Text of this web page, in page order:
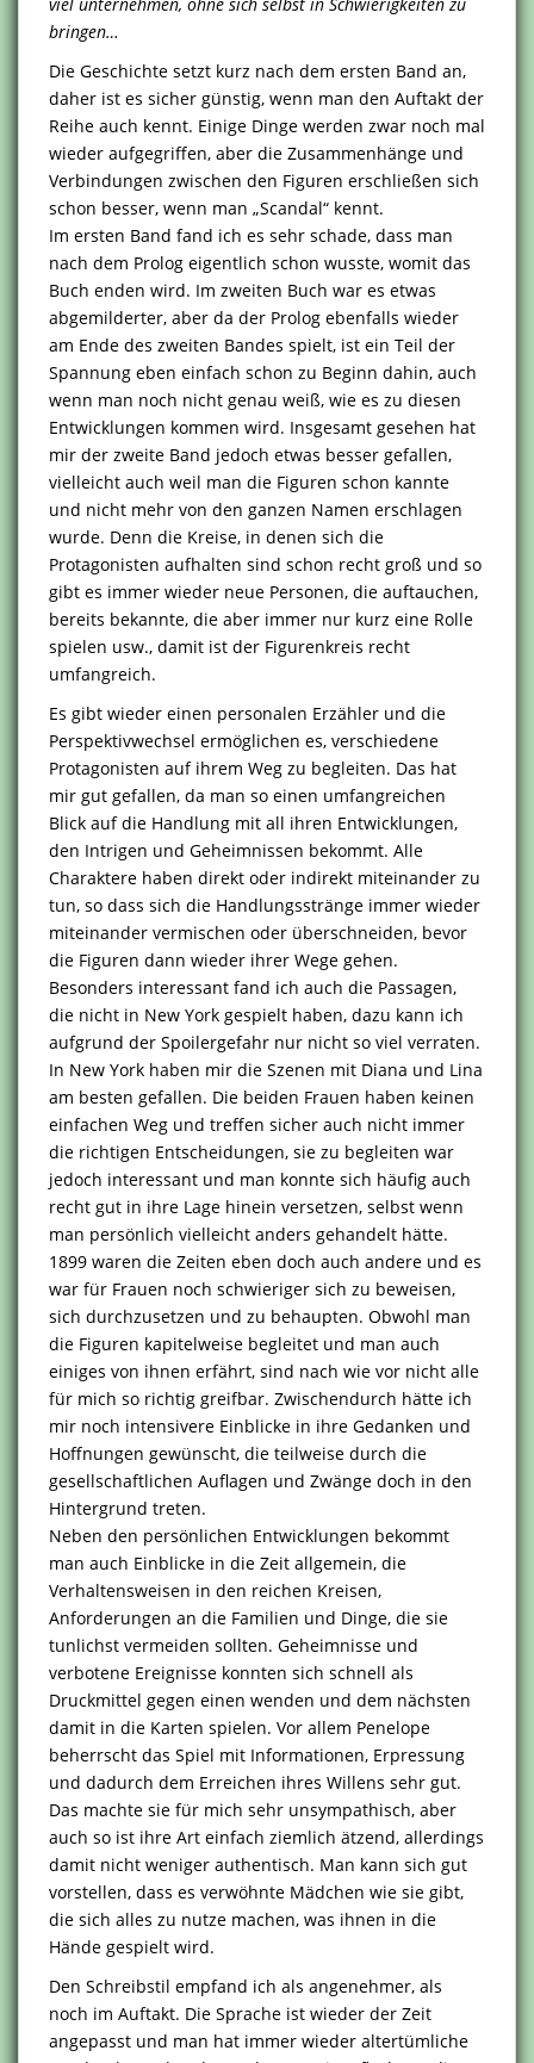
bringen…
Die Geschichte setzt kurz nach dem ersten Band an,
daher ist es sicher günstig, wenn man den Auftakt der
Reihe auch kennt. Einige Dinge werden zwar noch mal
wieder aufgegriffen, aber die Zusammenhänge und
Verbindungen zwischen den Figuren erschließen sich
schon besser, wenn man „Scandal“ kennt.
Im ersten Band fand ich es sehr schade, dass man
nach dem Prolog eigentlich schon wusste, womit das
Buch enden wird. Im zweiten Buch war es etwas
abgemilderter, aber da der Prolog ebenfalls wieder
am Ende des zweiten Bandes spielt, ist ein Teil der
Spannung eben einfach schon zu Beginn dahin, auch
wenn man noch nicht genau weiß, wie es zu diesen
Entwicklungen kommen wird. Insgesamt gesehen hat
mir der zweite Band jedoch etwas besser gefallen,
vielleicht auch weil man die Figuren schon kannte
und nicht mehr von den ganzen Namen erschlagen
wurde. Denn die Kreise, in denen sich die
Protagonisten aufhalten sind schon recht groß und so
gibt es immer wieder neue Personen, die auftauchen,
bereits bekannte, die aber immer nur kurz eine Rolle
spielen usw., damit ist der Figurenkreis recht
umfangreich.
Es gibt wieder einen personalen Erzähler und die
Perspektivwechsel ermöglichen es, verschiedene
Protagonisten auf ihrem Weg zu begleiten. Das hat
mir gut gefallen, da man so einen umfangreichen
Blick auf die Handlung mit all ihren Entwicklungen,
den Intrigen und Geheimnissen bekommt. Alle
Charaktere haben direkt oder indirekt miteinander zu
tun, so dass sich die Handlungsstränge immer wieder
miteinander vermischen oder überschneiden, bevor
die Figuren dann wieder ihrer Wege gehen.
Besonders interessant fand ich auch die Passagen,
die nicht in New York gespielt haben, dazu kann ich
aufgrund der Spoilergefahr nur nicht so viel verraten.
In New York haben mir die Szenen mit Diana und Lina
am besten gefallen. Die beiden Frauen haben keinen
einfachen Weg und treffen sicher auch nicht immer
die richtigen Entscheidungen, sie zu begleiten war
jedoch interessant und man konnte sich häufig auch
recht gut in ihre Lage hinein versetzen, selbst wenn
man persönlich vielleicht anders gehandelt hätte.
1899 waren die Zeiten eben doch auch andere und es
war für Frauen noch schwieriger sich zu beweisen,
sich durchzusetzen und zu behaupten. Obwohl man
die Figuren kapitelweise begleitet und man auch
einiges von ihnen erfährt, sind nach wie vor nicht alle
für mich so richtig greifbar. Zwischendurch hätte ich
mir noch intensivere Einblicke in ihre Gedanken und
Hoffnungen gewünscht, die teilweise durch die
gesellschaftlichen Auflagen und Zwänge doch in den
Hintergrund treten.
Neben den persönlichen Entwicklungen bekommt
man auch Einblicke in die Zeit allgemein, die
Verhaltensweisen in den reichen Kreisen,
Anforderungen an die Familien und Dinge, die sie
tunlichst vermeiden sollten. Geheimnisse und
verbotene Ereignisse konnten sich schnell als
Druckmittel gegen einen wenden und dem nächsten
damit in die Karten spielen. Vor allem Penelope
beherrscht das Spiel mit Informationen, Erpressung
und dadurch dem Erreichen ihres Willens sehr gut.
Das machte sie für mich sehr unsympathisch, aber
auch so ist ihre Art einfach ziemlich ätzend, allerdings
damit nicht weniger authentisch. Man kann sich gut
vorstellen, dass es verwöhnte Mädchen wie sie gibt,
die sich alles zu nutze machen, was ihnen in die
Hände gespielt wird.
Den Schreibstil empfand ich als angenehmer, als
noch im Auftakt. Die Sprache ist wieder der Zeit
angepasst und man hat immer wieder altertümliche